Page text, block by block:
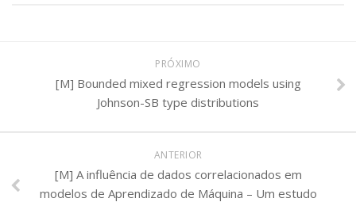
PRÓXIMO
[M] Bounded mixed regression models using
Johnson-SB type distributions
ANTERIOR
[M] A influência de dados correlacionados em
modelos de Aprendizado de Máquina – Um estudo